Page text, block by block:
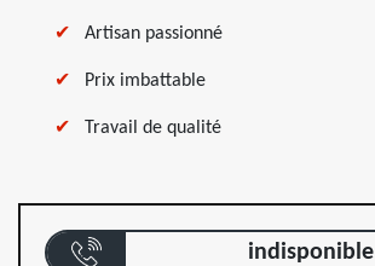
Artisan passionné
Prix imbattable
Travail de qualité
indisponible